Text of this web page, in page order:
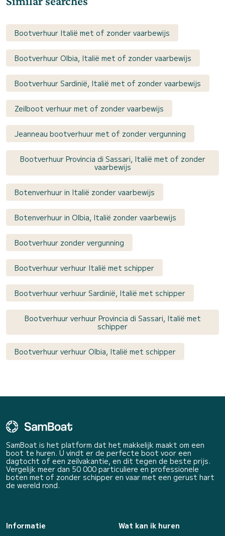
Bootverhuur Italië met of zonder vaarbewijs
Bootverhuur Olbia, Italië met of zonder vaarbewijs
Bootverhuur Sardinië, Italië met of zonder vaarbewijs
Zeilboot verhuur met of zonder vaarbewijs
Jeanneau bootverhuur met of zonder vergunning
Bootverhuur Provincia di Sassari, Italië met of zonder
vaarbewijs
Botenverhuur in Italië zonder vaarbewijs
Botenverhuur in Olbia, Italië zonder vaarbewijs
Bootverhuur zonder vergunning
Bootverhuur verhuur Italië met schipper
Bootverhuur verhuur Sardinië, Italië met schipper
Bootverhuur verhuur Provincia di Sassari, Italië met
schipper
Bootverhuur verhuur Olbia, Italië met schipper
SamBoat is het platform dat het makkelijk maakt om een
boot te huren. U vindt er de perfecte boot voor een
dagtocht of een zeilvakantie, en dit tegen de beste prijs.
Vergelijk meer dan 50 000 particuliere en professionele
boten met of zonder schipper en vaar met een gerust hart
de wereld rond.
Informatie
Wat kan ik huren